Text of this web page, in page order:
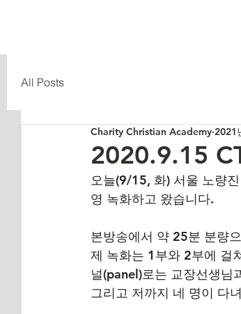
All Posts
2020.9.15
Charity Christian Academy 2021
오늘(9/15, 화) 서울 노량
영 녹화하고 왔습니다.
본방송에서 약 25분 분량
제 녹화는 1부와 2부에 걸
널(panel)로는 교장선생님
그리고 저까지 네 명이 다